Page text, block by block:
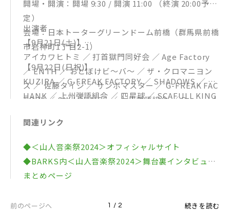
開場・開演：開場 9:30 / 開演 11:00 （終演 20:00予
定）
会場：日本トーターグリーンドーム前橋（群馬県前橋
市岩神町1丁目2-1）
出演者
【9月21日(土)】
アイカワヒトミ ／ 打首獄門同好会 ／ Age Factory
／ ENTH ／ おとぼけビ〜バ〜 ／ ザ・クロマニヨン
ズ ／ 佐藤タイジ ／ サンボマスター ／ G-FREAK FAC
TORY ／ SIX LOUNGE ／ 上州弾語組合 ／ Dragon A
ト ／ The BONEZ ／ MAN WITH A MISSION ／ MO
ROHA ／ ゆってぃ&バリ3TV (※五十音順)
【9月22日(日祝)】
KUZIRA ／ G-FREAK FACTORY ／ SHADOWS ／ S
HANK ／ 上州弾語組合 ／ 四星球 ／ SCAFULL KING
／ NakamuraEmi ／ HUSKING BEE ／ バックドロ
OUNG ／ ザ・ボヤキングス ／ ライブゾーン(TOSHI
-LOW＆茂木洋晃) ／ LOW IQ 01 & THE RHYTHM M
AKERS PLUS ／ ROTTENGRAFFTY (※五十音順)
関連リンク
◆＜山人音楽祭2024＞オフィシャルサイト
◆BARKS内＜山人音楽祭2024＞舞台裏インタビュー
まとめページ
前のページへ 1 / 2 続きを読む